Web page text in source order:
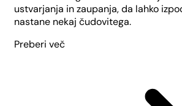
ustvarjanja in zaupanja, da lahko
nastane nekaj čudovitega.
Preberi več